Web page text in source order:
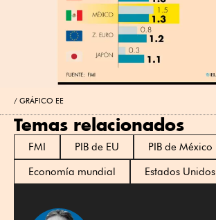
GRÁFICO EE
Temas relacionados
FMI PIB de EU
PIB de México
Economía mundial
Estados Unidos